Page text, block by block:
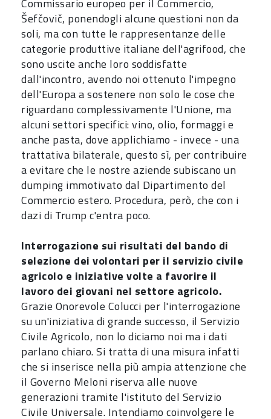
Šefčovič, ponendogli alcune questioni non da
soli, ma con tutte le rappresentanze delle
categorie produttive italiane dell'agrifood, che
sono uscite anche loro soddisfatte
dall'incontro, avendo noi ottenuto l'impegno
dell'Europa a sostenere non solo le cose che
riguardano complessivamente l'Unione, ma
alcuni settori specifici: vino, olio, formaggi e
anche pasta, dove applichiamo - invece - una
trattativa bilaterale, questo sì, per contribuire
a evitare che le nostre aziende subiscano un
dumping immotivato dal Dipartimento del
Commercio estero. Procedura, però, che con i
dazi di Trump c'entra poco.
Interrogazione sui risultati del bando di
selezione dei volontari per il servizio civile
agricolo e iniziative volte a favorire il
lavoro dei giovani nel settore agricolo.
Grazie Onorevole Colucci per l'interrogazione
su un'iniziativa di grande successo, il Servizio
Civile Agricolo, non lo diciamo noi ma i dati
parlano chiaro. Si tratta di una misura infatti
che si inserisce nella più ampia attenzione che
il Governo Meloni riserva alle nuove
generazioni tramite l'istituto del Servizio
Civile Universale. Intendiamo coinvolgere le